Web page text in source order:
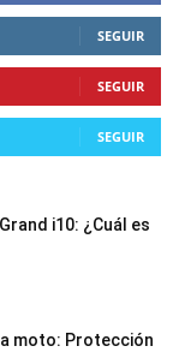
SEGUIR
SEGUIR
SEGUIR
i10: ¿Cuál es
moto: Protección